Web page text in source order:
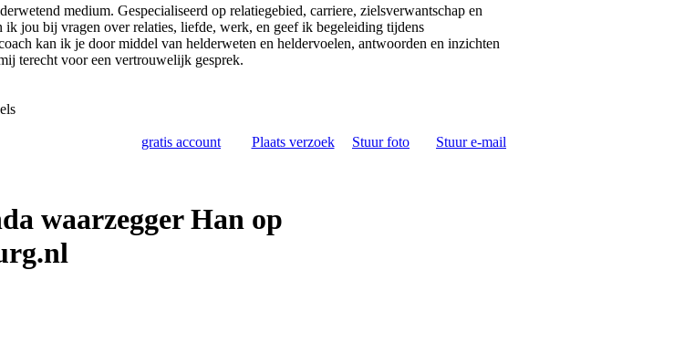
medium. Gespecialiseerd op relatiegebied, carriere, zielsverwantschap en
ik jou bij vragen over relaties, liefde, werk, en geef ik begeleiding tijdens
kan ik je door middel van helderweten en heldervoelen, antwoorden en inzichten
terecht voor een vertrouwelijk gesprek.
gratis account Plaats verzoek Stuur foto Stuur e-mail
waarzegger Han op